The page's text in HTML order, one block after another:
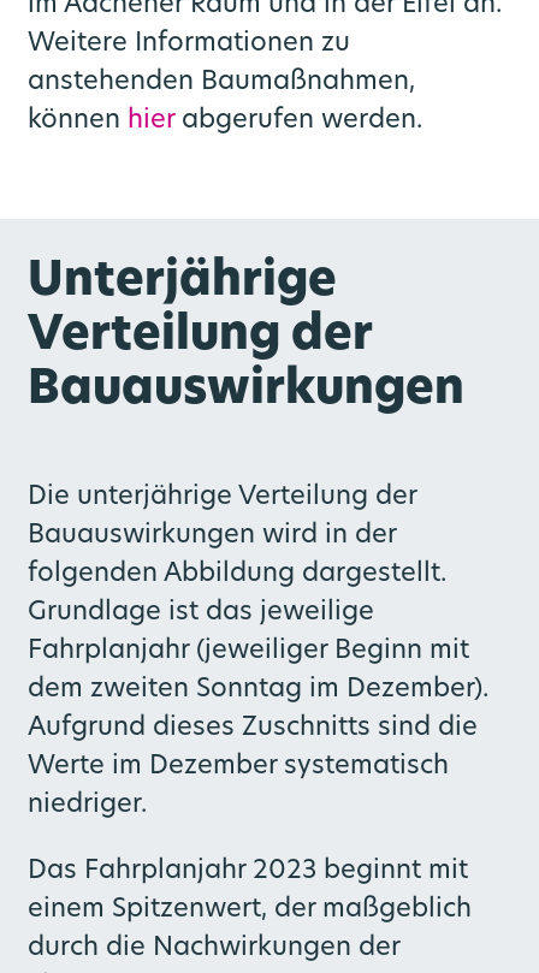
Weitere Informationen zu
anstehenden Baumaßnahmen,
können hierabgerufen werden.
Unterjährige
Verteilung der
Bauauswirkungen
Die unterjährige Verteilung der
Bauauswirkungen wird in der
folgenden Abbildung dargestellt.
Grundlage ist das jeweilige
Fahrplanjahr (jeweiliger Beginn mit
dem zweiten Sonntag im Dezember).
Aufgrund dieses Zuschnitts sind die
Werte im Dezember systematisch
niedriger.
Das Fahrplanjahr 2023 beginnt mit
einem Spitzenwert, der maßgeblich
durch die Nachwirkungen der